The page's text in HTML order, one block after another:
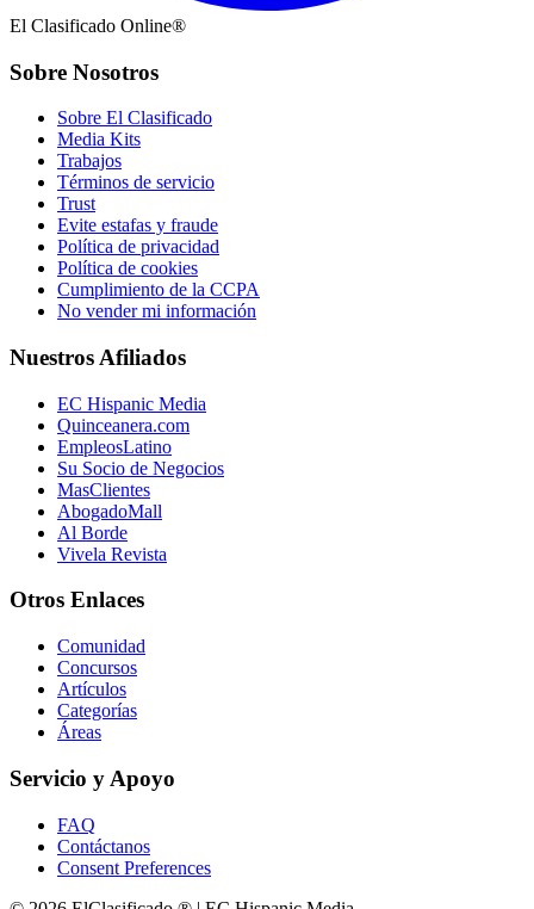
El Clasificado Online®
Sobre Nosotros
Sobre El Clasificado
Media Kits
Trabajos
Términos de servicio
Trust
Evite estafas y fraude
Política de privacidad
Política de cookies
Cumplimiento de la CCPA
No vender mi información
Nuestros Afiliados
EC Hispanic Media
Quinceanera.com
EmpleosLatino
Su Socio de Negocios
MasClientes
AbogadoMall
Al Borde
Vivela Revista
Otros Enlaces
Comunidad
Concursos
Artículos
Categorías
Áreas
Servicio y Apoyo
FAQ
Contáctanos
Consent Preferences